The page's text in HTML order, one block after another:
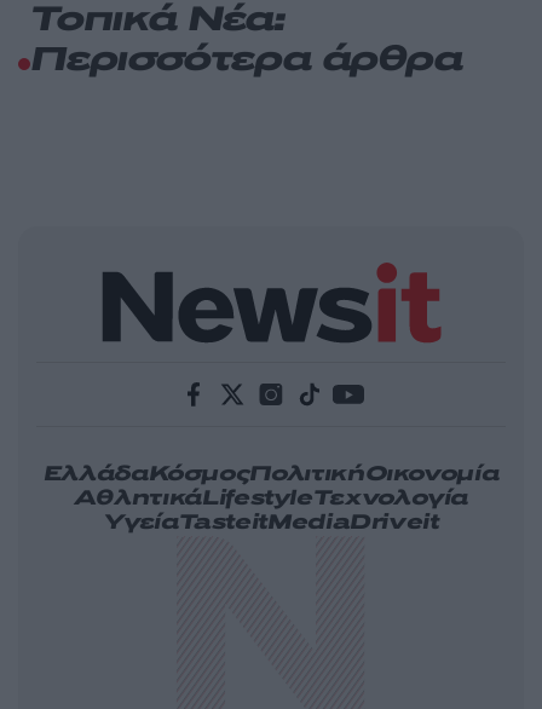
Τοπικά Νέα:
Περισσότερα άρθρα
ΕλλάδαΚόσμοςΠολιτικήΟικονομία
ΑθλητικάLifestyleΤεχνολογία
ΥγείαTasteitMediaDriveit